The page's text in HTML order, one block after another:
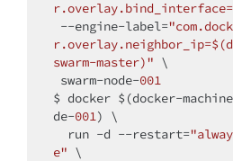
--engine-label=
swarm-master)" \
swarm-node-001
$ docker $(docker-
de-001) \
  run -d --restart=
e" \